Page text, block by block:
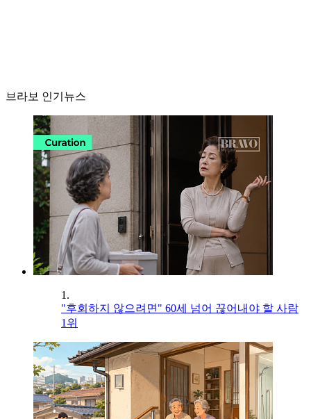
브라보 인기뉴스
1.
"후회하지 않으려면" 60세 넘어 끊어내야 할 사람
1위